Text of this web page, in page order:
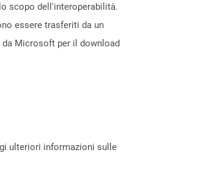
scopo dell'interoperabilità.
essere trasferiti da un
Microsoft per il download
ulteriori informazioni sulle